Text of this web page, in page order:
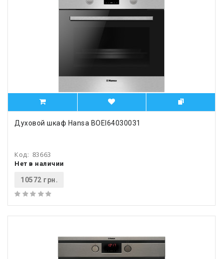
Духовой шкаф Hansa BOEI64030031
Код: 83663
Нет в наличии
10572 грн.